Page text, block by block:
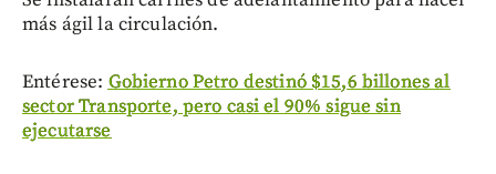
más ágil la circulación.
Entérese: Gobierno Petro destinó $15,6 billones al
sector Transporte, pero casi el 90% sigue sin
ejecutarse